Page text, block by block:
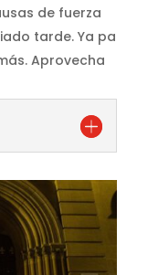
de fuerza
tarde. Ya pa
Aprovecha